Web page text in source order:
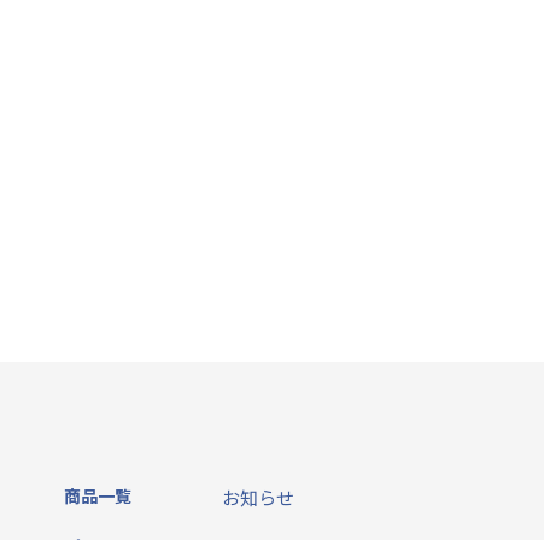
商品一覧 お知らせ